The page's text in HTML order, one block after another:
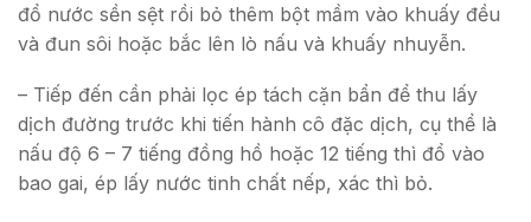
đổ nước sền sệt rồi bỏ thêm bột mầm vào khuấy đều
và đun sôi hoặc bắc lên lò nấu và khuấy nhuyễn.
– Tiếp đến cần phải lọc ép tách cặn bẩn để thu lấy
dịch đường trước khi tiến hành cô đặc dịch, cụ thể là
nấu độ 6 – 7 tiếng đồng hồ hoặc 12 tiếng thì đổ vào
bao gai, ép lấy nước tinh chất nếp, xác thì bỏ.